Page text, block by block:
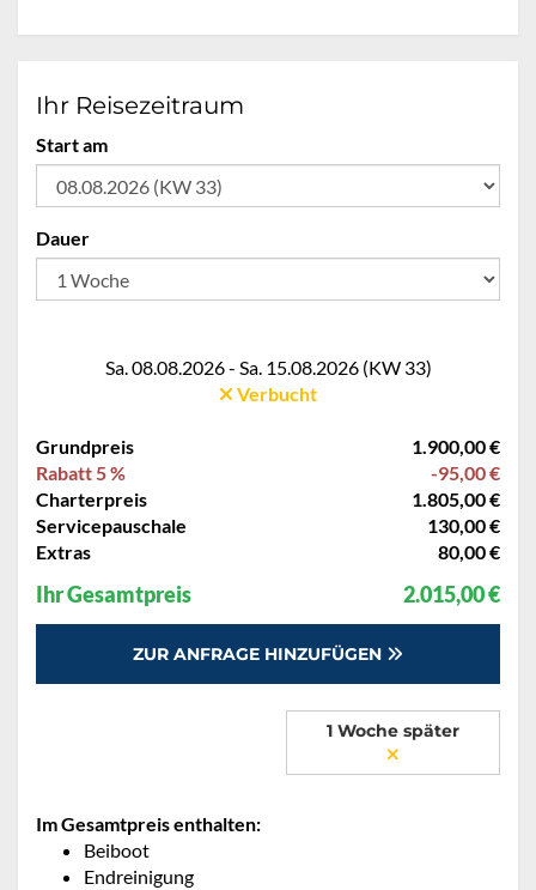
Ihr Reisezeitraum
Start am
Dauer
Sa. 08.08.2026 - Sa. 15.08.2026 (KW 33)
Verbucht
Grundpreis
1.900,00 €
Rabatt 5 %
-95,00 €
Charterpreis
1.805,00 €
Servicepauschale
130,00 €
Extras
80,00 €
Ihr Gesamtpreis 2.015,00 €
ZUR ANFRAGE HINZUFÜGEN
1 Woche später
Im Gesamtpreis enthalten:
Beiboot
Endreinigung